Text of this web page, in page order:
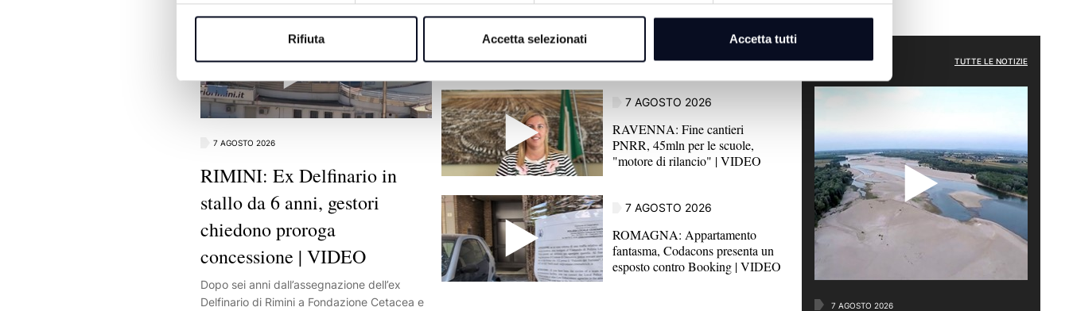
Rifiuta Accetta selezionati Accetta tutti
7 AGOSTO 2026
RIMINI: Ex Delfinario in
stallo da 6 anni, gestori
chiedono proroga
concessione | VIDEO
Dopo sei anni dall’assegnazione dell’ex
Delfinario di Rimini a Fondazione Cetacea e
RIMINI: Addio dei frati dopo
500 anni, “ma la mensa dei poveri
7 AGOSTO 2026
RAVENNA: Fine cantieri
PNRR, 45mln per le scuole,
"motore di rilancio" | VIDEO
7 AGOSTO 2026
ROMAGNA: Appartamento
fantasma, Codacons presenta un
esposto contro Booking | VIDEO
ATTUALITÀ TUTTE LE NOTIZIE
7 AGOSTO 2026